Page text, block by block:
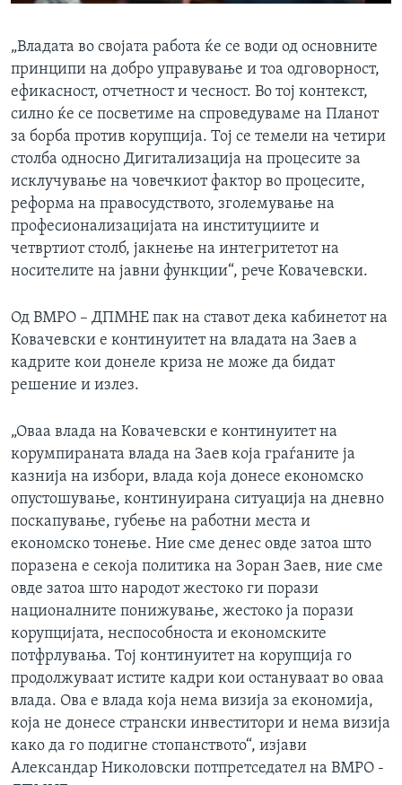
„Владата во својата работа ќе се води од основните
принципи на добро управување и тоа одговорност,
ефикасност, отчетност и чесност. Во тој контекст,
силно ќе се посветиме на спроведуваме на Планот
за борба против корупција. Тој се темели на четири
столба односно Дигитализација на процесите за
исклучување на човечкиот фактор во процесите,
реформа на правосудството, зголемување на
професионализацијата на институциите и
четвртиот столб, јакнење на интегритетот на
носителите на јавни функции“, рече Ковачевски.
Од ВМРО – ДПМНЕ пак на ставот дека кабинетот на
Ковачевски е континуитет на владата на Заев а
кадрите кои донеле криза не може да бидат
решение и излез.
„Оваа влада на Ковачевски е континуитет на
корумпираната влада на Заев која граѓаните ја
казнија на избори, влада која донесе економско
опустошување, континуирана ситуација на дневно
поскапување, губење на работни места и
економско тонење. Ние сме денес овде затоа што
поразена е секоја политика на Зоран Заев, ние сме
овде затоа што народот жестоко ги порази
националните понижување, жестоко ја порази
корупцијата, неспособноста и економските
потфрлувања. Тој континуитет на корупција го
продолжуваат истите кадри кои остануваат во оваа
влада. Ова е влада која нема визија за економија,
која не донесе странски инвеститори и нема визија
како да го подигне стопанството“, изјави
Александар Николовски потпретседател на ВМРО -